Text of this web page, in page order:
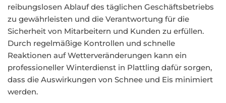
reibungslosen Ablauf des täglichen Geschäftsbetriebs
zu gewährleisten und die Verantwortung für die
Sicherheit von Mitarbeitern und Kunden zu erfüllen.
Durch regelmäßige Kontrollen und schnelle
Reaktionen auf Wetterveränderungen kann ein
professioneller Winterdienst in Plattling dafür sorgen,
dass die Auswirkungen von Schnee und Eis minimiert
werden.